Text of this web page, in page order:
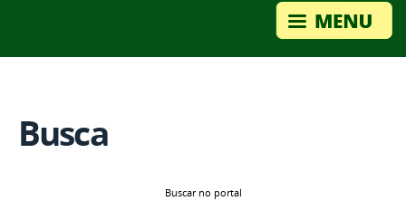
Busca
Buscar no portal